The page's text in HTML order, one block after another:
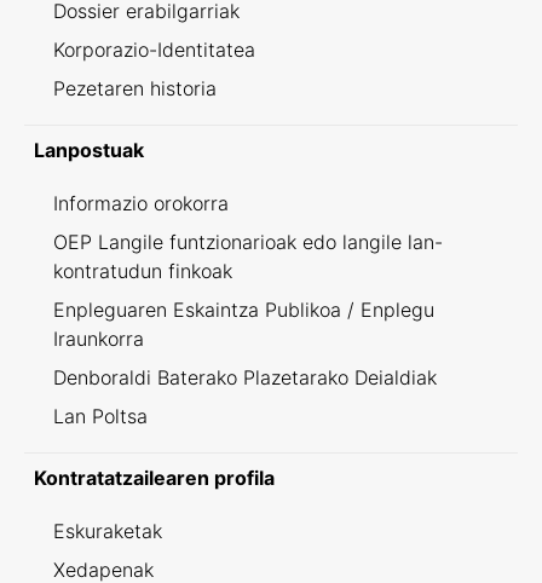
Dossier erabilgarriak
Korporazio-Identitatea
Pezetaren historia
Lanpostuak
Informazio orokorra
OEP Langile funtzionarioak edo langile lan-
kontratudun finkoak
Enpleguaren Eskaintza Publikoa / Enplegu
Iraunkorra
Denboraldi Baterako Plazetarako Deialdiak
Lan Poltsa
Kontratatzailearen profila
Eskuraketak
Xedapenak